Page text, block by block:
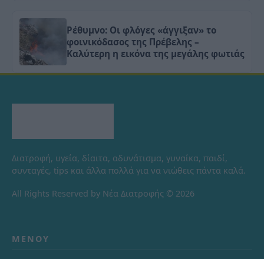
Ρέθυμνο: Οι φλόγες «άγγιξαν» το
φοινικόδασος της Πρέβελης –
Καλύτερη η εικόνα της μεγάλης φωτιάς
Διατροφή, υγεία, δίαιτα, αδυνάτισμα, γυναίκα, παιδί,
συνταγές, tips και άλλα πολλά για να νιώθεις πάντα καλά.
All Rights Reserved by Νέα Διατροφής © 2026
ΜΕΝΟΎ